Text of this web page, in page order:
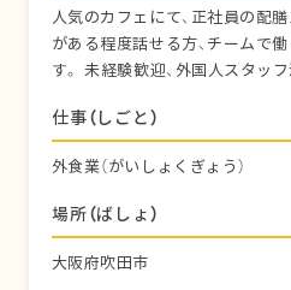
人気のカフェにて、正社員の配
がある程度話せる方、チームで
す。 未経験歓迎、外国人スタッ
仕事（しごと）
外食業（がいしょくぎょう）
場所（ばしょ）
大阪府吹田市